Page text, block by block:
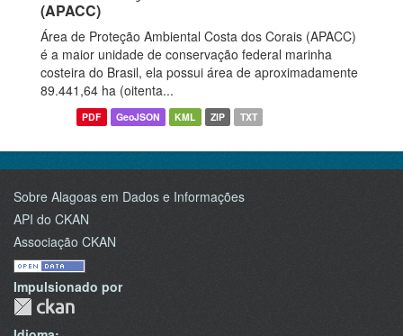
(APACC)
Área de Proteção Ambiental Costa dos Corais (APACC)
é a maior unidade de conservação federal marinha
costeira do Brasil, ela possui área de aproximadamente
89.441,64 ha (oitenta...
PDF GeoJSON KML ZIP TXT
Sobre Alagoas em Dados e Informações
API do CKAN
Associação CKAN
Impulsionado por